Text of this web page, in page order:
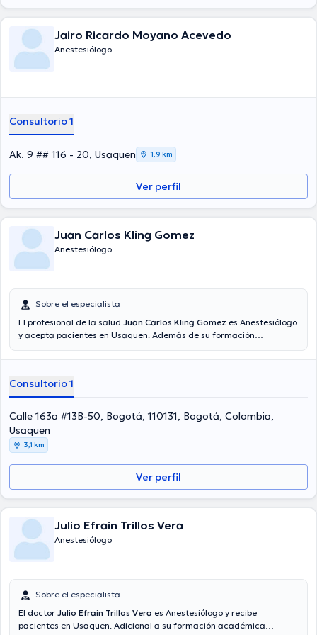
Jairo Ricardo Moyano Acevedo
Anestesiólogo
Consultorio 1
Ak. 9 ## 116 - 20, Usaquen 1,9 km
Ver perfil
Juan Carlos Kling Gomez
Anestesiólogo
Sobre el especialista
El profesional de la salud Juan Carlos Kling Gomez es Anestesiólogo
y acepta pacientes en Usaquen. Además de su formación
en su área de especialidad. El Dr. tiene varios años de experiencia
como miembro de la Sociedad Colombiana de Anestesia y
Reanimación. Juan Carlos Kling Gomez ha compartido en múltiples
conferencias con el objetivo de tener una formación continua en su
disciplina de especialización y ha publicado diferentes ediciones.
Cabe resaltar que, el doctor puede hablar en Español.
Consultorio 1
Calle 163a #13B-50, Bogotá, 110131, Bogotá, Colombia,
Usaquen
3,1 km
Ver perfil
Julio Efrain Trillos Vera
Anestesiólogo
Sobre el especialista
El doctor Julio Efrain Trillos Vera es Anestesiólogo y recibe
pacientes en Usaquen. Adicional a su formación académica